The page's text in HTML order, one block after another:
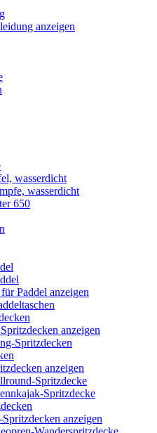
anzeigen
wasserdicht
wasserdicht
650
Paddel anzeigen
anzeigen
Spritzdecken
anzeigen
Spritzdecke
Spritzdecke
anzeigen